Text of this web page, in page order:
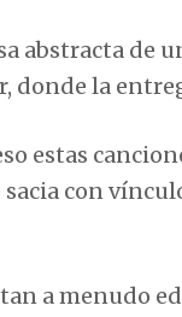
abstracta de
donde la
estas
con
a menudo